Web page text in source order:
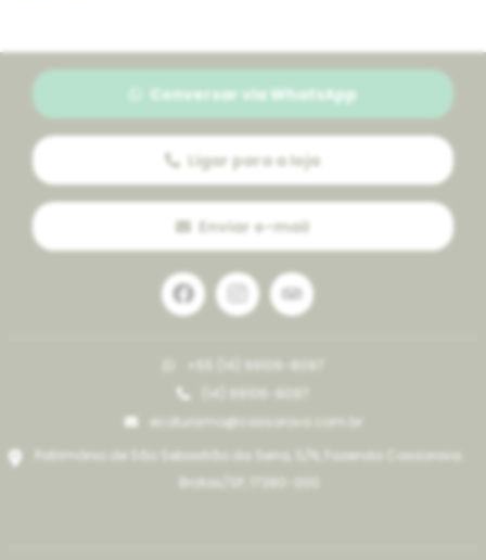
árvores a 8 metros de altura!
Conversar via WhatsApp
Ligar para a loja
Enviar e-mail
ecoturismo@cassorova.com.br
Patrimônio de São Sebastião da Serra, S/N, Fazenda Cassorova.